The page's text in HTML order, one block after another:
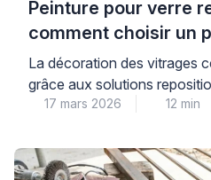
Peinture pour verre
comment choisir un
et de qualité
La décoration des vitrages
grâce aux solutions
permettent de
recherchent des
vitraux traditionnels. Les
17 mars 2026 12 min